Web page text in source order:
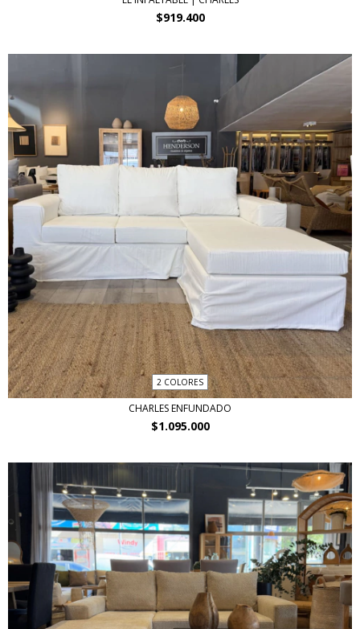
$919.400
2 COLORES
CHARLES ENFUNDADO
$1.095.000